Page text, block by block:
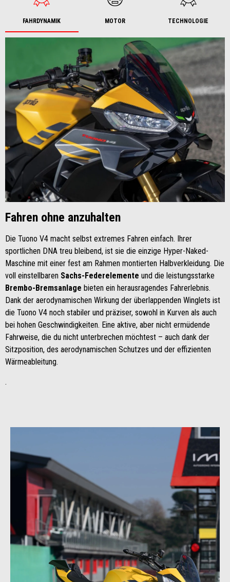
FAHRDYNAMIK MOTOR TECHNOLOGIE
Fahren ohne anzuhalten
Die Tuono V4 macht selbst extremes Fahren einfach. Ihrer
sportlichen DNA treu bleibend, ist sie die einzige Hyper-Naked-
Maschine mit einer fest am Rahmen montierten Halbverkleidung. Die
voll einstellbaren Sachs-Federelemente und die leistungsstarke
Brembo-Bremsanlage bieten ein herausragendes Fahrerlebnis.
Dank der aerodynamischen Wirkung der überlappenden Winglets ist
die Tuono V4 noch stabiler und präziser, sowohl in Kurven als auch
bei hohen Geschwindigkeiten. Eine aktive, aber nicht ermüdende
Fahrweise, die du nicht unterbrechen möchtest – auch dank der
Sitzposition, des aerodynamischen Schutzes und der effizienten
Wärmeableitung.
.